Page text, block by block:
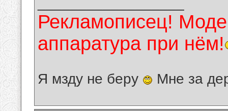
Рекламописец!
аппаратура при нём!
Я мзду не беру Мне за